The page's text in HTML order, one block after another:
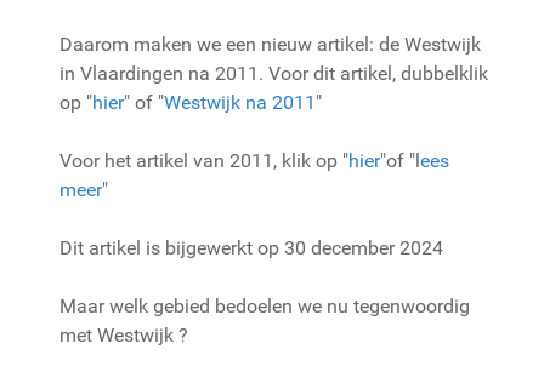
Daarom maken we een nieuw artikel: de Westwijk
in Vlaardingen na 2011. Voor dit artikel, dubbelklik
op "hier" of "Westwijk na 2011 "
Voor het artikel van 2011, klik op "hier"of "l ees
meer"
Dit artikel is bijgewerkt op 30 december 2024
Maar welk gebied bedoelen we nu tegenwoordig
met Westwijk ?